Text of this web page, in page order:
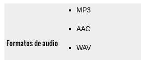
Formatos de audio
MP3
AAC
WAV